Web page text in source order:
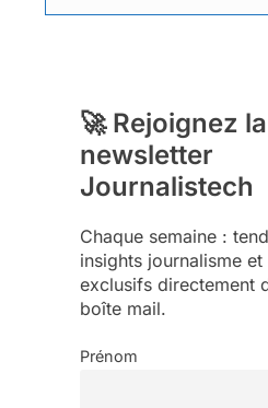
🚀 Rejoignez la
newsletter
Journalistech
Chaque semaine :
insights journalisme et
exclusifs directement
boîte mail.
Prénom